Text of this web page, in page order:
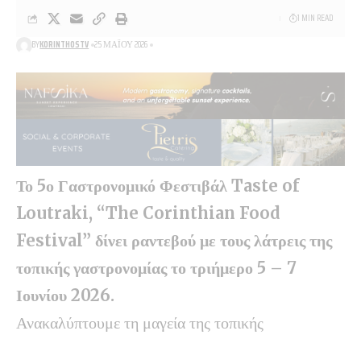
BYKORINTHOSTV 25 ΜΑΪ́ΟΥ 2026
1 MIN READ
Το 5ο Γαστρονομικό Φεστιβάλ Taste of
Loutraki, “The Corinthian Food
Festival” δίνει ραντεβού με τους λάτρεις της
τοπικής γαστρονομίας το τριήμερο 5 – 7
Ιουνίου 2026.
Ανακαλύπτουμε τη μαγεία της τοπικής